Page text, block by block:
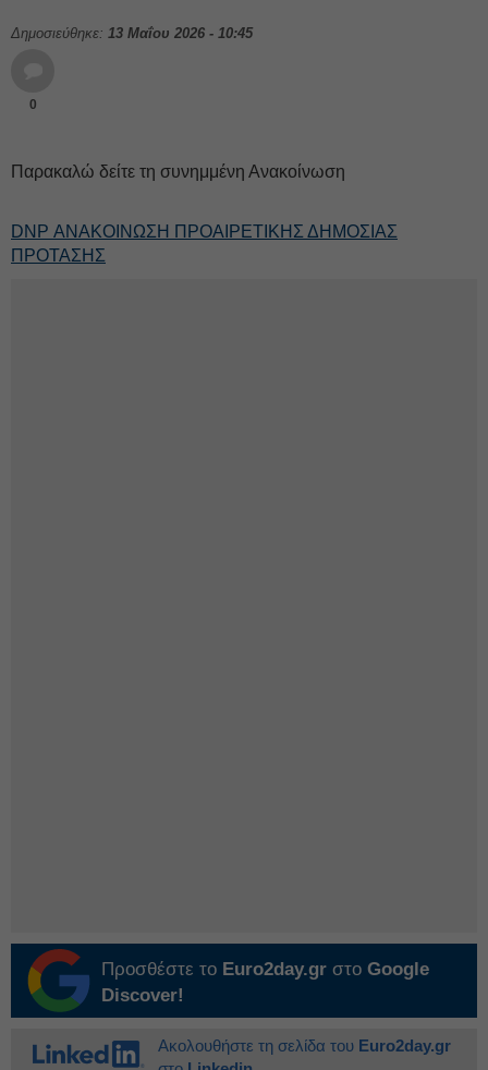
Δημοσιεύθηκε: 13 Μαΐου 2026 - 10:45
0
Παρακαλώ δείτε τη συνημμένη Ανακοίνωση
DNP ΑΝΑΚΟΙΝΩΣΗ ΠΡΟΑΙΡΕΤΙΚΗΣ ΔΗΜΟΣΙΑΣ
ΠΡΟΤΑΣΗΣ
Προσθέστε το Euro2day.gr στο Google
Discover!
Ακολουθήστε τη σελίδα του Euro2day.gr